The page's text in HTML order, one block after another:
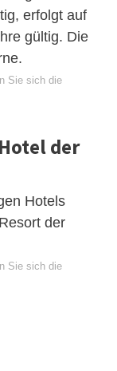
erfolgt auf
gültig. Die
Sie sich die
der
Hotels
der
Sie sich die